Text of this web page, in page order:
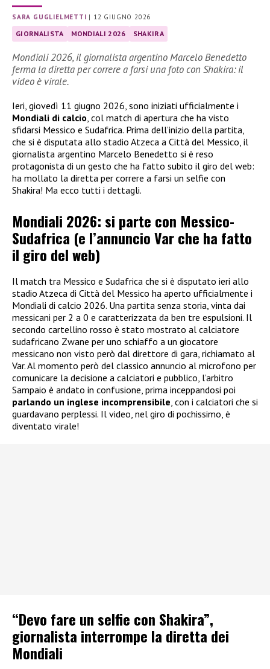
SARA GUGLIELMETTI | 12 GIUGNO 2026
GIORNALISTA MONDIALI 2026 SHAKIRA
Mondiali 2026, il giornalista argentino Marcelo Benedetto
ferma la diretta per correre a farsi una foto con Shakira: il
video è virale.
Ieri, giovedì 11 giugno 2026, sono iniziati ufficialmente i
Mondiali di calcio, col match di apertura che ha visto
sfidarsi Messico e Sudafrica. Prima dell’inizio della partita,
che si è disputata allo stadio Atzeca a Città del Messico, il
giornalista argentino Marcelo Benedetto si è reso
protagonista di un gesto che ha fatto subito il giro del web:
ha mollato la diretta per correre a farsi un selfie con
Shakira! Ma ecco tutti i dettagli.
Mondiali 2026: si parte con Messico-
Sudafrica (e l’annuncio Var che ha fatto
il giro del web)
Il match tra Messico e Sudafrica che si è disputato ieri allo
stadio Atzeca di Città del Messico ha aperto ufficialmente i
Mondiali di calcio 2026. Una partita senza storia, vinta dai
messicani per 2 a 0 e caratterizzata da ben tre espulsioni. Il
secondo cartellino rosso è stato mostrato al calciatore
sudafricano Zwane per uno schiaffo a un giocatore
messicano non visto però dal direttore di gara, richiamato al
Var. Al momento però del classico annuncio al microfono per
comunicare la decisione a calciatori e pubblico, l’arbitro
Sampaio è andato in confusione, prima inceppandosi poi
parlando un inglese incomprensibile , con i calciatori che si
guardavano perplessi. Il video, nel giro di pochissimo, è
diventato virale!
“Devo fare un selfie con Shakira”,
giornalista interrompe la diretta dei
Mondiali